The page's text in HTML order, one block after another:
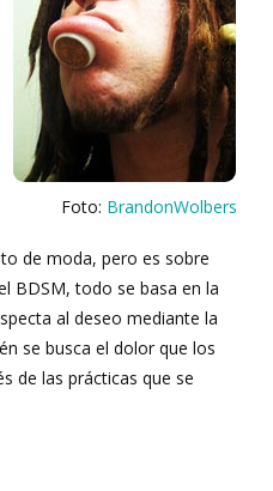
Foto: BrandonWolbers
de moda, pero es sobre
BDSM, todo se basa en la
al deseo mediante la
se busca el dolor que los
de las prácticas que se